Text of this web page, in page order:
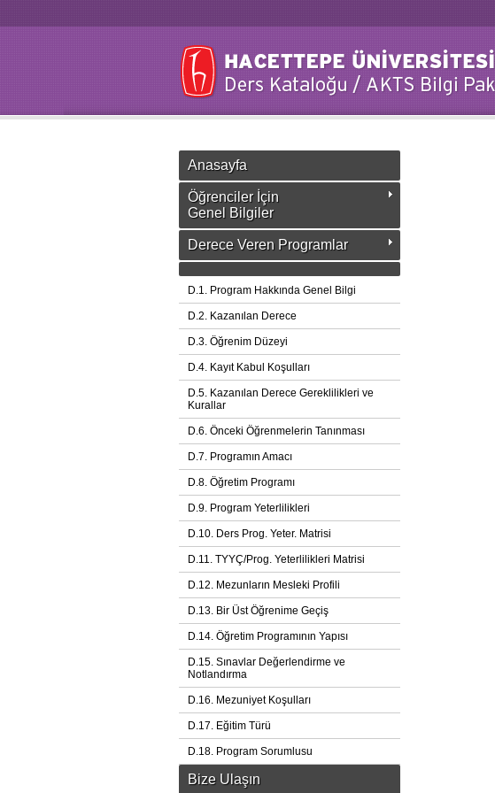
Anasayfa
Öğrenciler İçin
Genel Bilgiler
Derece Veren Programlar
D.1. Program Hakkında Genel Bilgi
D.2. Kazanılan Derece
D.3. Öğrenim Düzeyi
D.4. Kayıt Kabul Koşulları
D.5. Kazanılan Derece Gereklilikleri ve
Kurallar
D.6. Önceki Öğrenmelerin Tanınması
D.7. Programın Amacı
D.8. Öğretim Programı
D.9. Program Yeterlilikleri
D.10. Ders Prog. Yeter. Matrisi
D.11. TYYÇ/Prog. Yeterlilikleri Matrisi
D.12. Mezunların Mesleki Profili
D.13. Bir Üst Öğrenime Geçiş
D.14. Öğretim Programının Yapısı
D.15. Sınavlar Değerlendirme ve
Notlandırma
D.16. Mezuniyet Koşulları
D.17. Eğitim Türü
D.18. Program Sorumlusu
Bize Ulaşın